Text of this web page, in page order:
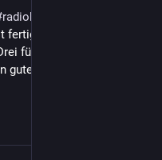
radiohaspe
und für Euch
für Dich", darüber halten
guten Start in die Woche